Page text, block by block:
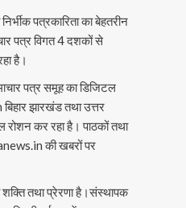
पत्रकारिता का बेहतरीन
पत्र विगत 4 दशकों से
है।
पत्र समूह का डिजिटल
झारखंड तथा उत्तर
रोशन कर रहा है। पाठकों तथा
की खबरों पर
शक्ति तथा प्रेरणा है।संस्थापक